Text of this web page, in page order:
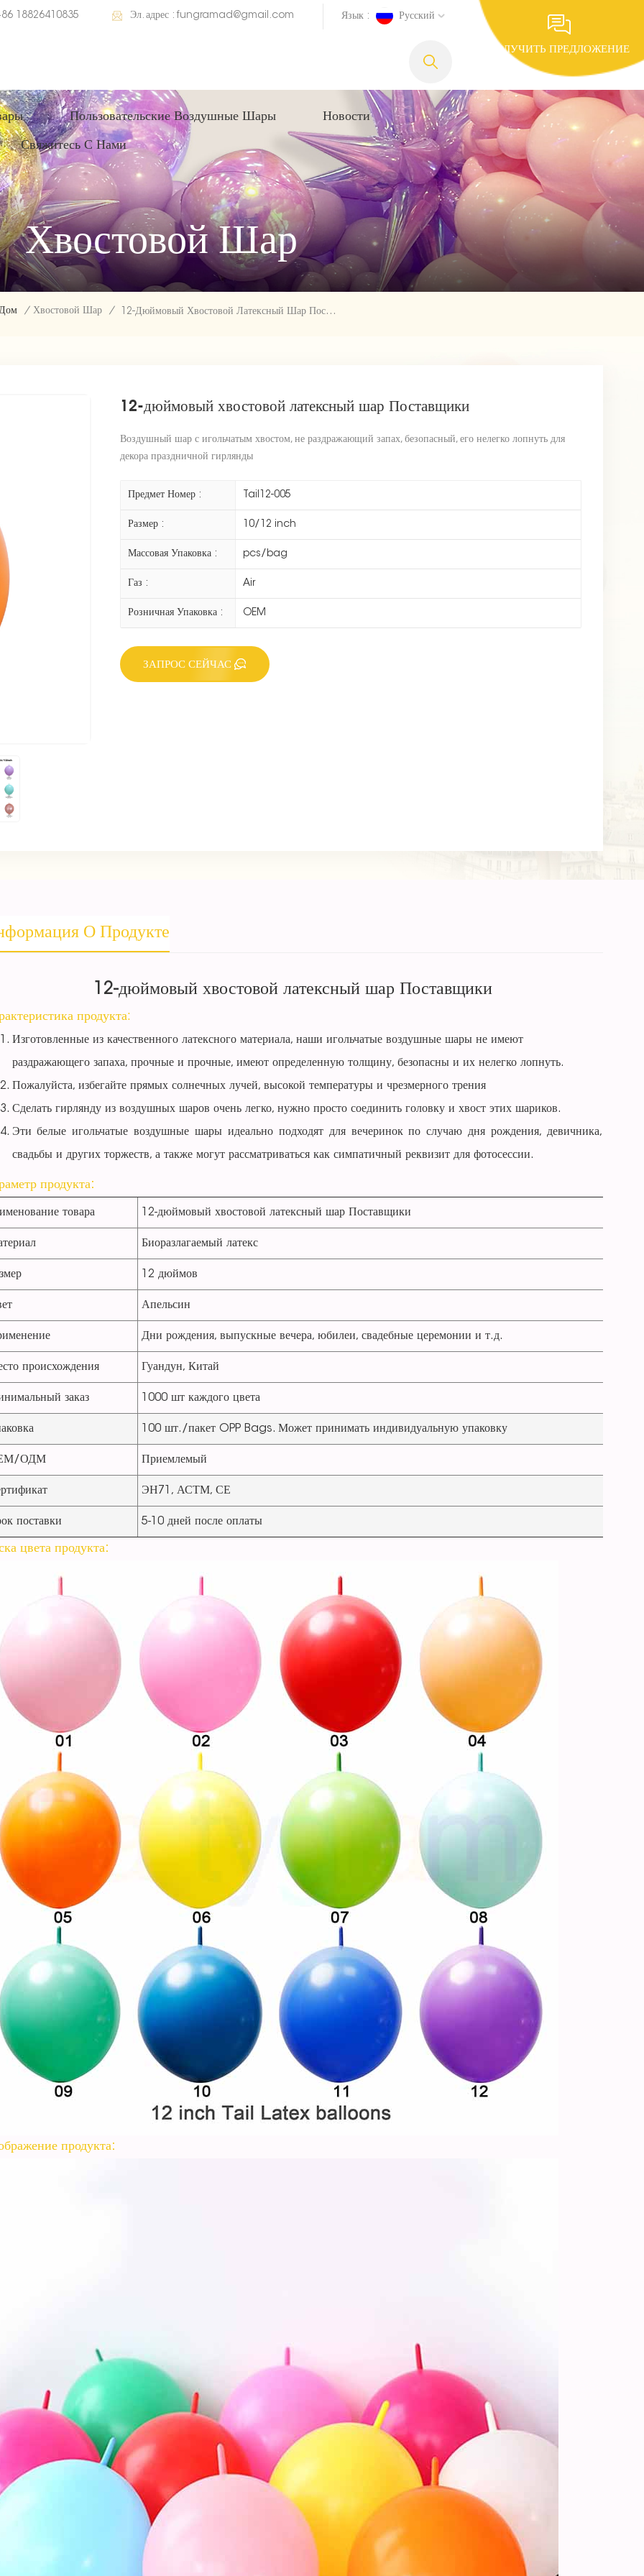
ПОЛУЧИТЬ ПРЕДЛОЖЕНИЕ
Язык : Русский
18826410835 Эл. адрес :fungramad@gmail.com
Пользовательские Воздушные Шары
Новости
Свяжитесь С Нами
Хвостовой Шар
/ Хвостовой Шар / 12-Дюймовый Хвостовой Латексный Шар Поставщики
12-дюймовый хвостовой латексный шар Поставщики
Воздушный шар с игольчатым хвостом, не раздражающий запах, безопасный, его нелегко лопнуть для
декора праздничной гирлянды
Предмет Номер : Tail12-005
Размер : 10/12 inch
Массовая Упаковка : pcs/bag
Газ : Air
Розничная Упаковка : OEM
ЗАПРОС СЕЙЧАС
О Продукте
12-дюймовый хвостовой латексный шарПоставщики
продукта:
Изготовленные из качественного латексного материала, наши игольчатые воздушные шары не имеют
раздражающего запаха, прочные и прочные, имеют определенную толщину, безопасны и их нелегко лопнуть.
Пожалуйста, избегайте прямых солнечных лучей, высокой температуры и чрезмерного трения
Сделать гирлянду из воздушных шаров очень легко, нужно просто соединить головку и хвост этих шариков.
Эти белые игольчатые воздушные шары идеально подходят для вечеринок по случаю дня рождения, девичника,
свадьбы и других торжеств, а также могут рассматриваться как симпатичный реквизит для фотосессии.
продукта:
товара 12-дюймовый хвостовой латексный шар Поставщики
Биоразлагаемый латекс
12 дюймов
Апельсин
Дни рождения, выпускные вечера, юбилеи, свадебные церемонии и т.д.
происхождения Гуандун, Китай
заказ 1000 шт каждого цвета
100 шт./пакет OPP Bags. Может принимать индивидуальную упаковку
ОДМ Приемлемый
ЭН71, АСТМ, СЕ
поставки 5-10 дней после оплаты
цвета продукта:
продукта: